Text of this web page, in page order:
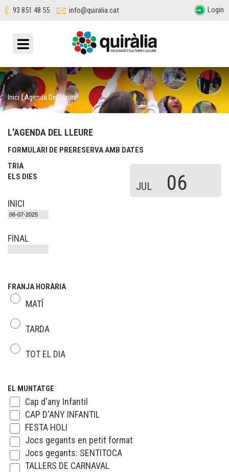
93 851 48 55 info@quiralia.cat Login
Inici|Agenda Del Lleure
L'AGENDA DEL LLEURE
FORMULARI DE PRERESERVA AMB DATES
TRIA
ELS DIES
JUL 06
INICI
FINAL
FRANJA HORÀRIA
MATÍ
TARDA
TOT EL DIA
EL MUNTATGE
Cap d'any Infantil
CAP D'ANY INFANTIL
FESTA HOLI
Jocs gegants en petit format
Jocs gegants: SENTITOCA
TALLERS DE CARNAVAL